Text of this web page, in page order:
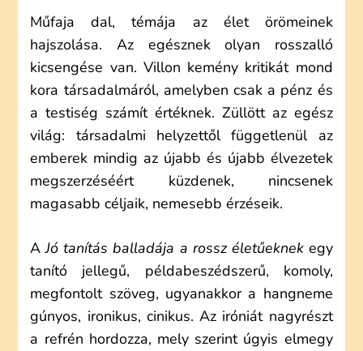
Műfaja dal, témája az élet örömeinek
hajszolása. Az egésznek olyan rosszalló
kicsengése van. Villon kemény kritikát mond
kora társadalmáról, amelyben csak a pénz és
a testiség számít értéknek. Züllött az egész
világ: társadalmi helyzettől függetlenül az
emberek mindig az újabb és újabb élvezetek
megszerzéséért küzdenek, nincsenek
magasabb céljaik, nemesebb érzéseik.
AJó tanítás balladája a rossz életűeknekegy
tanító jellegű, példabeszédszerű, komoly,
megfontolt szöveg, ugyanakkor a hangneme
gúnyos, ironikus, cinikus. Az iróniát nagyrészt
a refrén hordozza, mely szerint úgyis elmegy